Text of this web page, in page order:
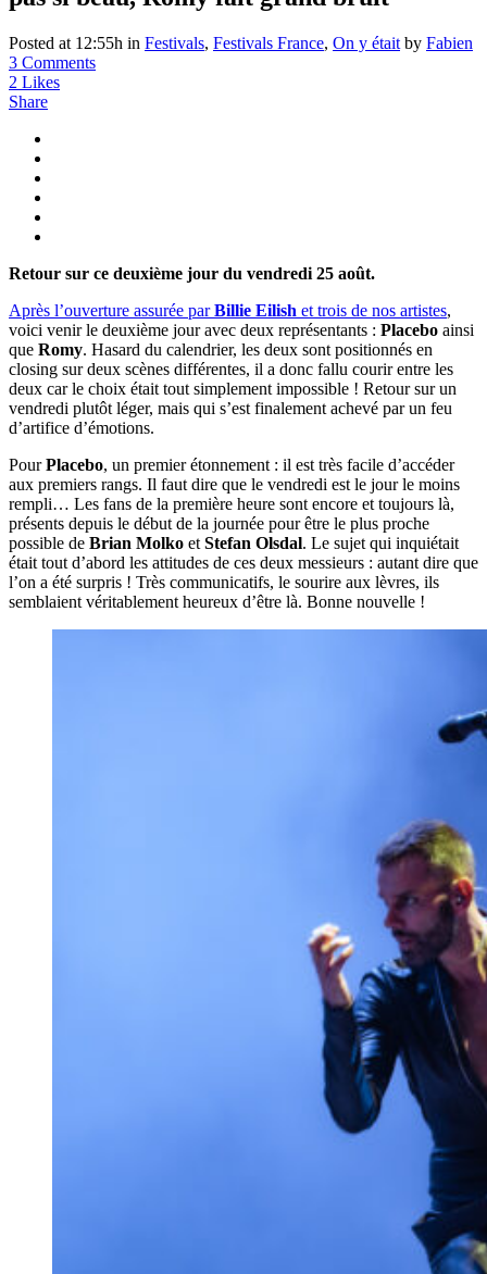
Posted at 12:55h in Festivals, Festivals France, On y était by Fabien
3 Comments
2 Likes
Share
Retour sur ce deuxième jour du vendredi 25 août.
Après l’ouverture assurée parBillie Eilish et trois de nos artistes,
voici venir le deuxième jour avec deux représentants : Placebo ainsi
que Romy. Hasard du calendrier, les deux sont positionnés en
closing sur deux scènes différentes, il a donc fallu courir entre les
deux car le choix était tout simplement impossible ! Retour sur un
vendredi plutôt léger, mais qui s’est finalement achevé par un feu
d’artifice d’émotions.
PourPlacebo, un premier étonnement : il est très facile d’accéder
aux premiers rangs. Il faut dire que le vendredi est le jour le moins
rempli… Les fans de la première heure sont encore et toujours là,
présents depuis le début de la journée pour être le plus proche
possible de Brian Molko et Stefan Olsdal. Le sujet qui inquiétait
était tout d’abord les attitudes de ces deux messieurs : autant dire que
l’on a été surpris ! Très communicatifs, le sourire aux lèvres, ils
semblaient véritablement heureux d’être là. Bonne nouvelle !